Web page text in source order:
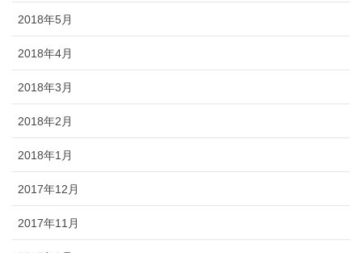
2018年5月
2018年4月
2018年3月
2018年2月
2018年1月
2017年12月
2017年11月